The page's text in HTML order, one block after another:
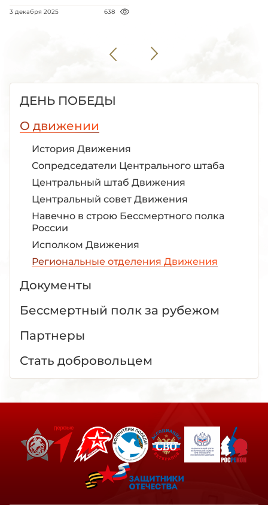
3 декабря 2025 638
ДЕНЬ ПОБЕДЫ
О движении
История Движения
Сопредседатели Центрального штаба
Центральный штаб Движения
Центральный совет Движения
Навечно в строю Бессмертного полка
России
Исполком Движения
Региональные отделения Движения
Документы
Бессмертный полк за рубежом
Партнеры
Стать добровольцем